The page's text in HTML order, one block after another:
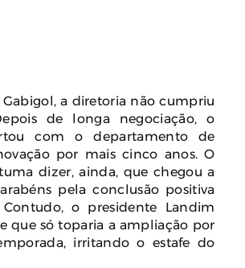
Gabigol, a diretoria não cumpriu
de longa negociação, o
com o departamento de
por mais cinco anos. O
dizer, ainda, que chegou a
pela conclusão positiva
o presidente Landim
que só toparia a ampliação por
irritando o estafe do